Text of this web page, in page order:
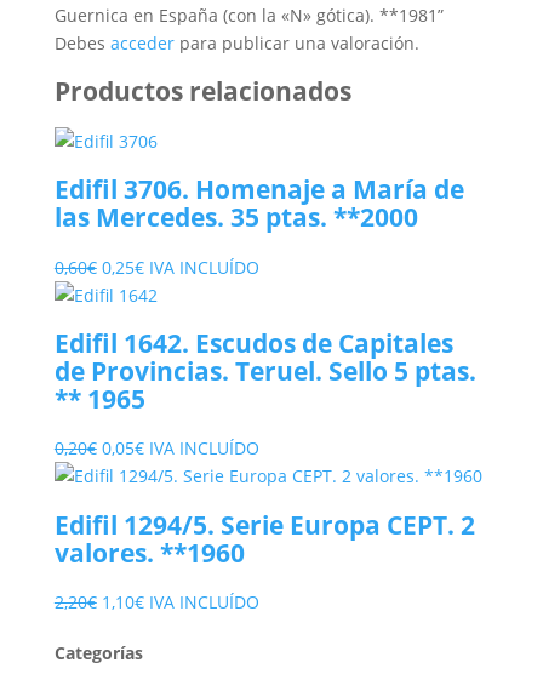
Guernica en España (con la «N» gótica). **1981”
Debes accederpara publicar una valoración.
Productos relacionados
Edifil 3706. Homenaje a María de
las Mercedes. 35 ptas. **2000
0,60€ El
precio
era:
0,60€.
0,25€El
precio
es:
0,25€.
IVA INCLUÍDO
Edifil 1642. Escudos de Capitales
de Provincias. Teruel. Sello 5 ptas.
** 1965
0,20€ El
precio
era:
0,20€.
0,05€El
precio
es:
0,05€.
IVA INCLUÍDO
Edifil 1294/5. Serie Europa CEPT. 2
valores. **1960
2,20€ El
original
1,10€El
actual
IVA INCLUÍDO
Categorías